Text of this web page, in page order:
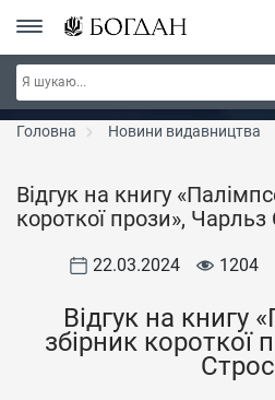
РОЗПРОДАЖ ~ 150 грн ~ 200 грн ~ 250
300 грн ~ РОЗПРОДАЖ
Головна Новини видавництва
Відгук на книгу
короткої прози», Чарльз
22.03.2024 1204
Відгук на книгу
збірник короткої